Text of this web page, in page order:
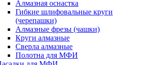
Алмазная оснастка
Гибкие шлифовальные круги
(черепашки)
Алмазные фрезы (чашки)
Круги алмазные
Сверла алмазные
Полотна для МФИ